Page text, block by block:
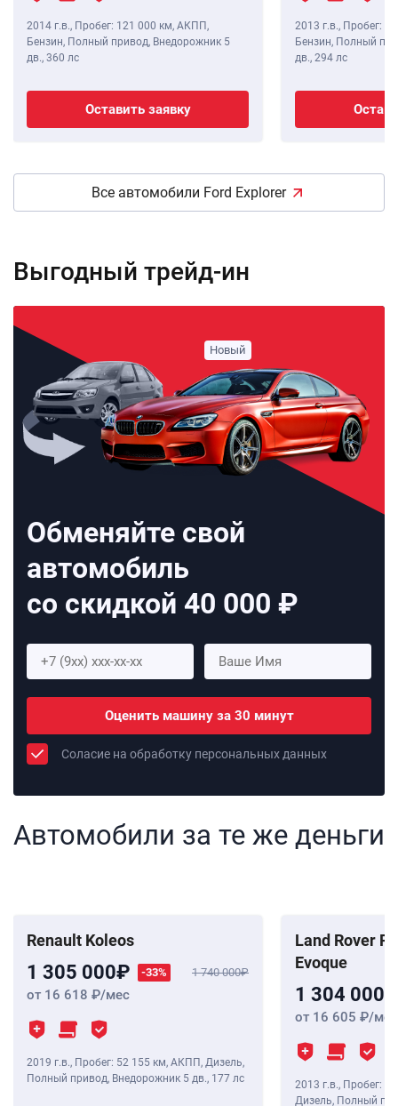
2014 г.в., Пробег: 121 000 км, АКПП,
Бензин, Полный привод, Внедорожник 5
дв., 360 лс
Оставить заявку
2013 г.в., Пробег:
Бензин, Полный
дв., 294 лс
Все автомобили Ford Explorer
Выгодный трейд-ин
Обменяйте свой
автомобиль
со скидкой 40 000 ₽
Оценить машину за 30 минут
Соласие на обработку персональных данных
Автомобили за те же деньги
Renault Koleos
1 305 000 -33% 1 740 000
от 16 618 /мес
2019 г.в., Пробег: 52 155 км, АКПП, Дизель,
Полный привод, Внедорожник 5 дв., 177 лс
Land Rover
Evoque
1 304 000
от 16 605 /мес
2013 г.в., Пробег:
Дизель, Полный